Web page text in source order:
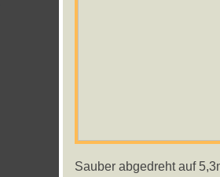
Sauber abgedreht auf